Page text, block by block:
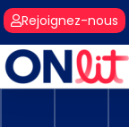
Rejoignez-nous